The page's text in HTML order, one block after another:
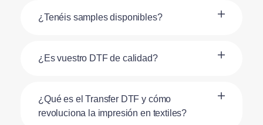
¿Tenéis samples disponibles?
¿Es vuestro DTF de calidad?
¿Qué es el Transfer DTF y cómo
revoluciona la impresión en textiles?